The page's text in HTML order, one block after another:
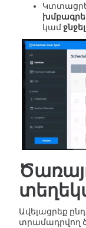
կամ
Ավելացրեք
տրամադրվող